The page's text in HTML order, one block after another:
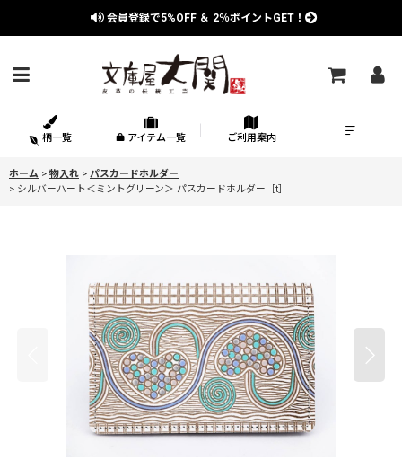
会員登録で5%OFF ＆ 2％ポイントGET！
柄一覧 アイテム一覧 ご利用案内
ホーム > 物入れ > パスカードホルダー
> シルバーハート＜ミントグリーン＞ パスカードホルダー［t］